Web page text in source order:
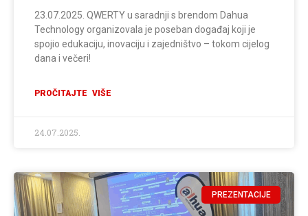
23.07.2025. QWERTY u saradnji s brendom Dahua
Technology organizovala je poseban događaj koji je
spojio edukaciju, inovaciju i zajedništvo – tokom cijelog
dana i večeri!
PROČITAJTE VIŠE
24.07.2025.
PREZENTACIJE